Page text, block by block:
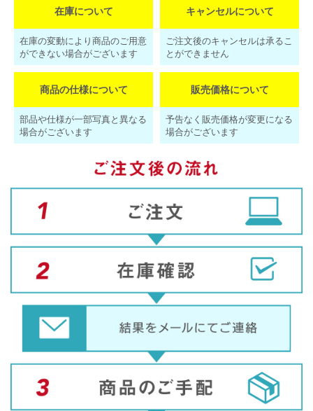
在庫について
在庫の変動により商品のご用意
ができない場合がございます
キャンセルについて
ご注文後のキャンセルは承るこ
とができません
商品の仕様について
部品や仕様が一部写真と異なる
場合がございます
販売価格について
予告なく販売価格が変更になる
場合がございます